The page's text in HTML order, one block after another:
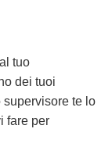
tuo
dei tuoi
te lo
fare per